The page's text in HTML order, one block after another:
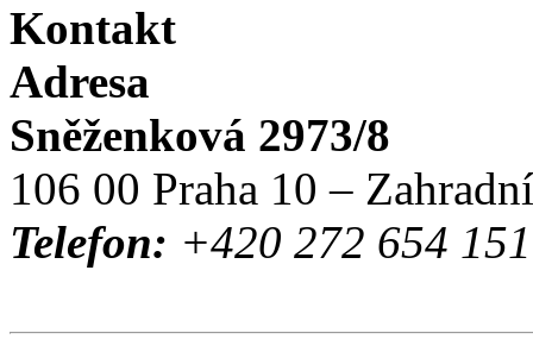
Kontakt
Adresa
Sněženková 2973/8
106 00 Praha 10 –
Telefon: +420 272 654